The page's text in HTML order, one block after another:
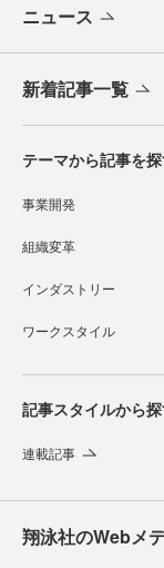
ニュース
新着記事一覧
テーマから記事を
事業開発
組織変革
インダストリー
ワークスタイル
記事スタイルから
連載記事
翔泳社のWebメ